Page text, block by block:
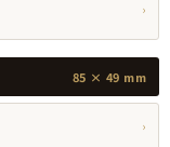
›
85 × 49 mm
›